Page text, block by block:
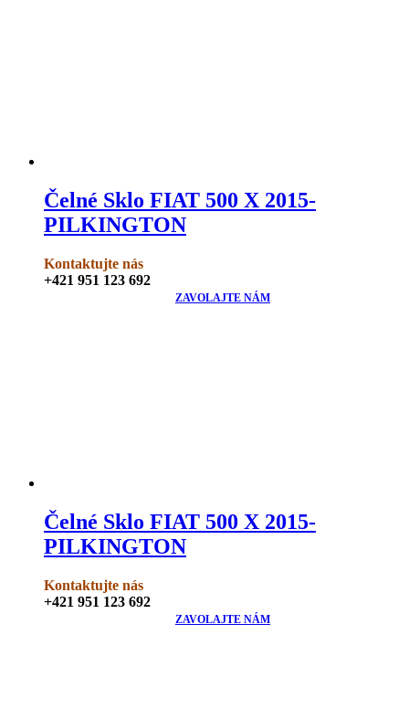
Čelné Sklo FIAT 500 X 2015-
PILKINGTON
Kontaktujte nás
+421 951 123 692
ZAVOLAJTE NÁM
Čelné Sklo FIAT 500 X 2015-
PILKINGTON
Kontaktujte nás
+421 951 123 692
ZAVOLAJTE NÁM